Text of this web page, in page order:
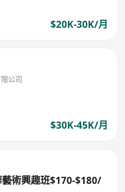
$20K-30K/月
公司
$30K-45K/月
術興趣班$170-$180/